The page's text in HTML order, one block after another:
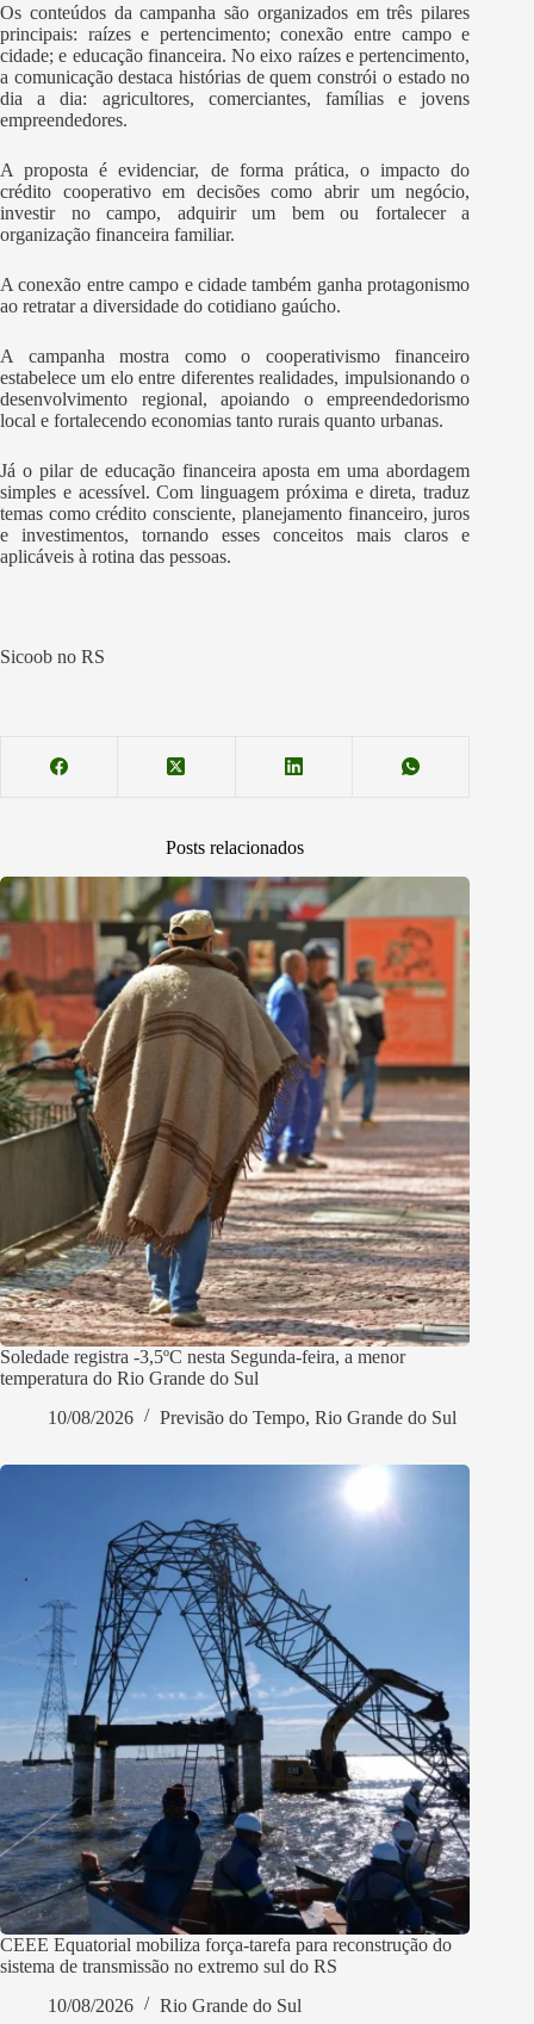
Os conteúdos da campanha são organizados em três pilares
principais: raízes e pertencimento; conexão entre campo e
cidade; e educação financeira. No eixo raízes e pertencimento,
a comunicação destaca histórias de quem constrói o estado no
dia a dia: agricultores, comerciantes, famílias e jovens
empreendedores.
A proposta é evidenciar, de forma prática, o impacto do
crédito cooperativo em decisões como abrir um negócio,
investir no campo, adquirir um bem ou fortalecer a
organização financeira familiar.
A conexão entre campo e cidade também ganha protagonismo
ao retratar a diversidade do cotidiano gaúcho.
A campanha mostra como o cooperativismo financeiro
estabelece um elo entre diferentes realidades, impulsionando o
desenvolvimento regional, apoiando o empreendedorismo
local e fortalecendo economias tanto rurais quanto urbanas.
Já o pilar de educação financeira aposta em uma abordagem
simples e acessível. Com linguagem próxima e direta, traduz
temas como crédito consciente, planejamento financeiro, juros
e investimentos, tornando esses conceitos mais claros e
aplicáveis à rotina das pessoas.
Sicoob no RS
Posts relacionados
Soledade registra -3,5ºC nesta Segunda-feira, a menor
temperatura do Rio Grande do Sul
10/08/2026
Previsão do Tempo, Rio Grande do Sul
CEEE Equatorial mobiliza força-tarefa para reconstrução do
sistema de transmissão no extremo sul do RS
10/08/2026
Rio Grande do Sul